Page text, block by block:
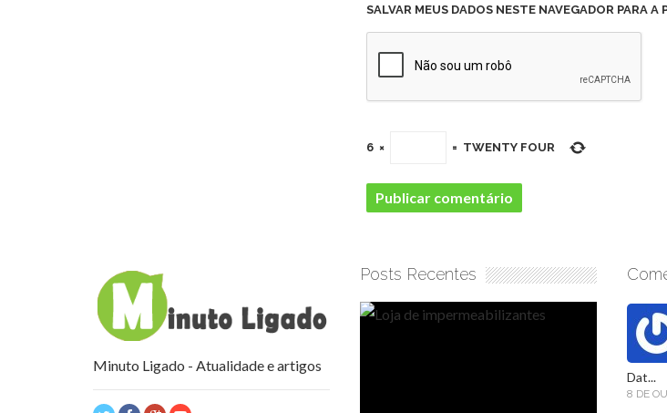
SALVAR MEUS DADOS NESTE NAVEGADOR PARA
6 × = TWENTY FOUR
Minuto Ligado - Atualidade e artigos
Posts Recentes
Dat...
8 DE